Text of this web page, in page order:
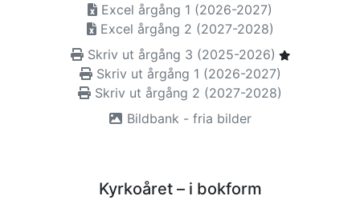
Excel årgång 1 (2026-2027)
Excel årgång 2 (2027-2028)
Skriv ut årgång 3 (2025-2026)
Skriv ut årgång 1 (2026-2027)
Skriv ut årgång 2 (2027-2028)
Bildbank - fria bilder
Kyrkoåret – i bokform